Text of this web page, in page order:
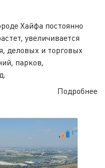
Хайфа постоянно
увеличивается
деловых и торговых
парков,
Подробнее